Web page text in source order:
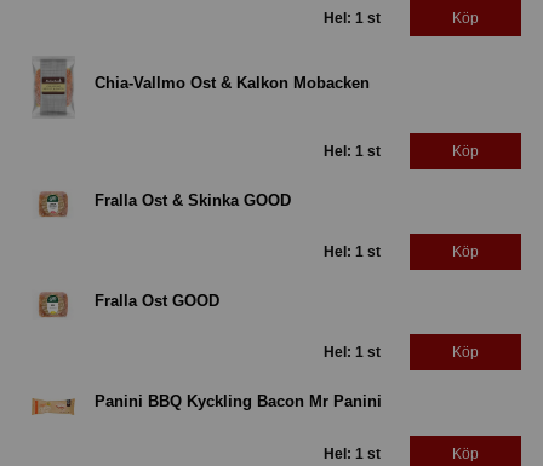
Hel: 1 st Köp
Chia-Vallmo Ost & Kalkon Mobacken
Hel: 1 st Köp
Fralla Ost & Skinka GOOD
Hel: 1 st Köp
Fralla Ost GOOD
Hel: 1 st Köp
Panini BBQ Kyckling Bacon Mr Panini
Hel: 1 st Köp